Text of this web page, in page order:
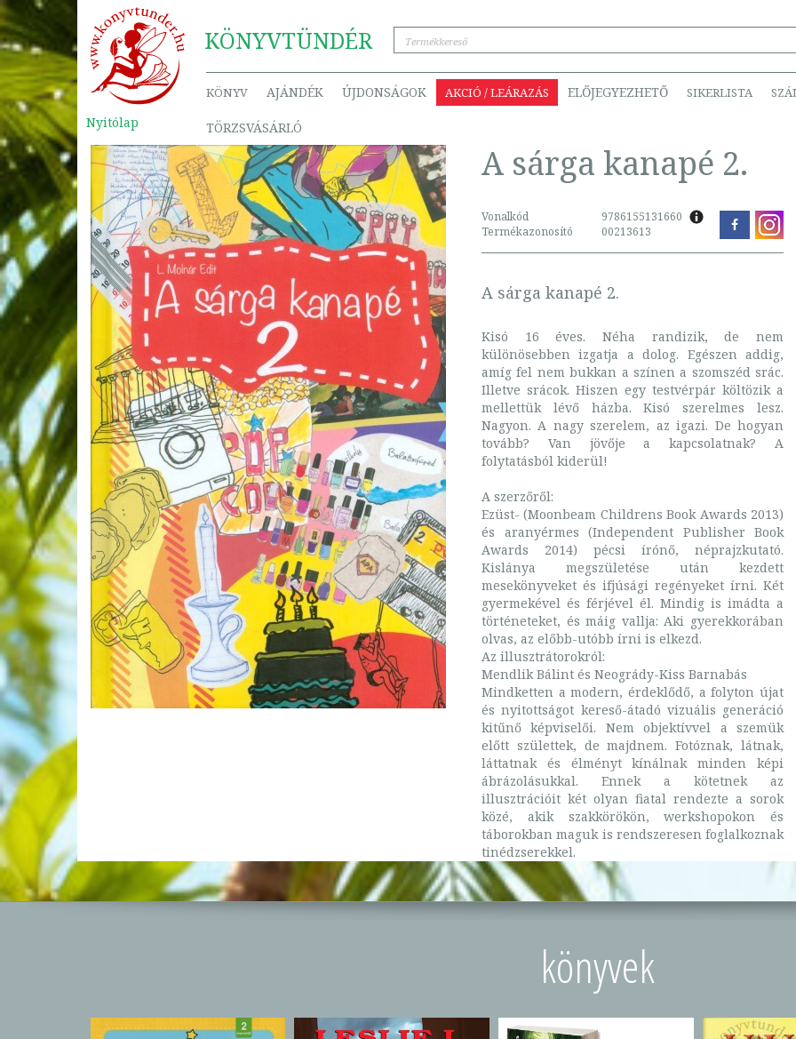
KÖNYVTÜNDÉR
KÖNYV AJÁNDÉK ÚJDONSÁGOK AKCIÓ / LEÁRAZÁS ELŐJEGYEZHETŐ SIKERLISTA
TÖRZSVÁSÁRLÓ
Nyitólap
A sárga kanapé 2.
Vonalkód
9786155131660
Termékazonosító
00213613
A sárga kanapé 2.
Kisó 16 éves. Néha randizik, de nem
különösebben izgatja a dolog. Egészen addig,
amíg fel nem bukkan a színen a szomszéd srác.
Illetve srácok. Hiszen egy testvérpár költözik a
mellettük lévő házba. Kisó szerelmes lesz.
Nagyon. A nagy szerelem, az igazi. De hogyan
tovább? Van jövője a kapcsolatnak? A
folytatásból kiderül!
A szerzőről:
Ezüst- (Moonbeam Childrens Book Awards 2013)
és aranyérmes (Independent Publisher Book
Awards 2014) pécsi írónő, néprajzkutató.
Kislánya megszületése után kezdett
mesekönyveket és ifjúsági regényeket írni. Két
gyermekével és férjével él. Mindig is imádta a
történeteket, és máig vallja: Aki gyerekkorában
olvas, az előbb-utóbb írni is elkezd.
Az illusztrátorokról:
Mendlik Bálint és Neogrády-Kiss Barnabás
Mindketten a modern, érdeklődő, a folyton újat
és nyitottságot kereső-átadó vizuális generáció
kitűnő képviselői. Nem objektívvel a szemük
előtt születtek, de majdnem. Fotóznak, látnak,
láttatnak és élményt kínálnak minden képi
ábrázolásukkal. Ennek a kötetnek az
illusztrációit két olyan fiatal rendezte a sorok
közé, akik szakkörökön, werkshopokon és
táborokban maguk is rendszeresen foglalkoznak
tinédzserekkel.
könyvek